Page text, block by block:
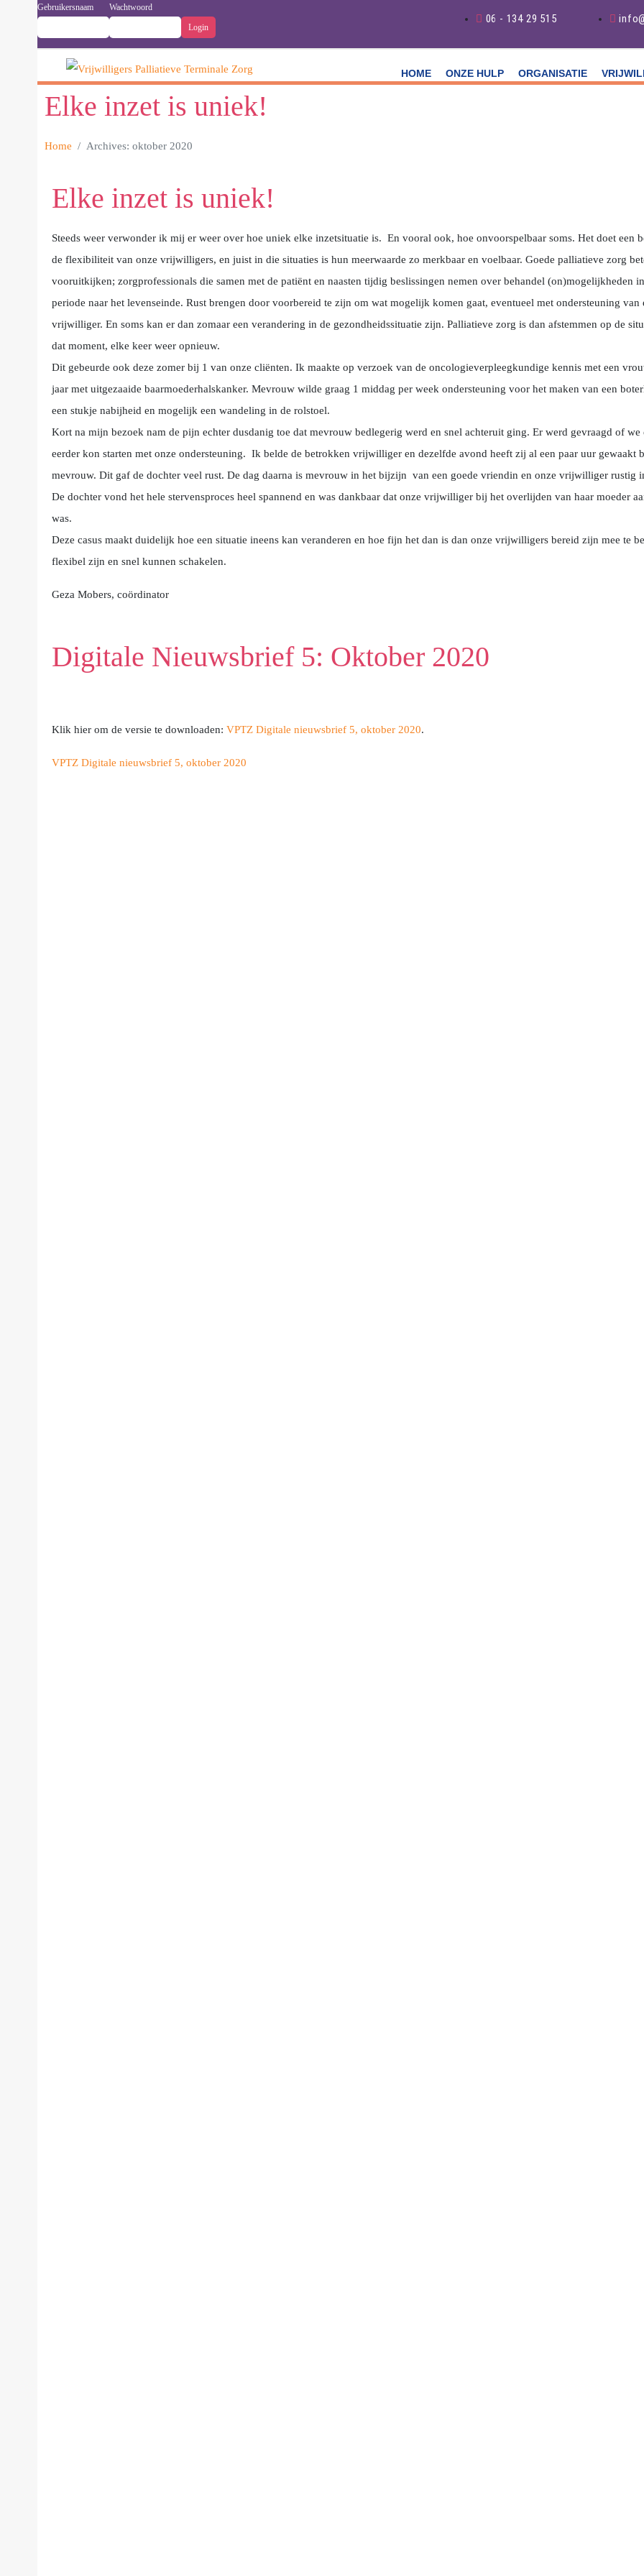
Gebruikersnaam Wachtwoord
06 - 134 29 515
HOME ONZE HULP ORGANISATIE
Elke inzet is uniek!
Home Archives: oktober 2020
Elke inzet is uniek!
Steeds weer verwonder ik mij er weer over hoe uniek elke inzetsituatie is. En vooral ook, hoe onvoorspelbaar soms. Het doet een
de flexibiliteit van onze vrijwilligers, en juist in die situaties is hun meerwaarde zo merkbaar en voelbaar. Goede palliatieve zorg
vooruitkijken; zorgprofessionals die samen met de patiënt en naasten tijdig beslissingen nemen over behandel (on)mogelijkheden
periode naar het levenseinde. Rust brengen door voorbereid te zijn om wat mogelijk komen gaat, eventueel met ondersteuning van
vrijwilliger. En soms kan er dan zomaar een verandering in de gezondheidssituatie zijn. Palliatieve zorg is dan afstemmen op de
dat moment, elke keer weer opnieuw.
Dit gebeurde ook deze zomer bij 1 van onze cliënten. Ik maakte op verzoek van de oncologieverpleegkundige kennis met een
jaar met uitgezaaide baarmoederhalskanker. Mevrouw wilde graag 1 middag per week ondersteuning voor het maken van een
een stukje nabijheid en mogelijk een wandeling in de rolstoel.
Kort na mijn bezoek nam de pijn echter dusdanig toe dat mevrouw bedlegerig werd en snel achteruit ging. Er werd gevraagd of we
eerder kon starten met onze ondersteuning. Ik belde de betrokken vrijwilliger en dezelfde avond heeft zij al een paar uur gewaakt
mevrouw. Dit gaf de dochter veel rust. De dag daarna is mevrouw in het bijzijn van een goede vriendin en onze vrijwilliger rustig
De dochter vond het hele stervensproces heel spannend en was dankbaar dat onze vrijwilliger bij het overlijden van haar moeder
was.
Deze casus maakt duidelijk hoe een situatie ineens kan veranderen en hoe fijn het dan is dan onze vrijwilligers bereid zijn mee te
flexibel zijn en snel kunnen schakelen.
Geza Mobers, coördinator
Digitale Nieuwsbrief 5: Oktober 2020
Klik hier om de versie te downloaden: VPTZ Digitale nieuwsbrief 5, oktober 2020.
VPTZ Digitale nieuwsbrief 5, oktober 2020